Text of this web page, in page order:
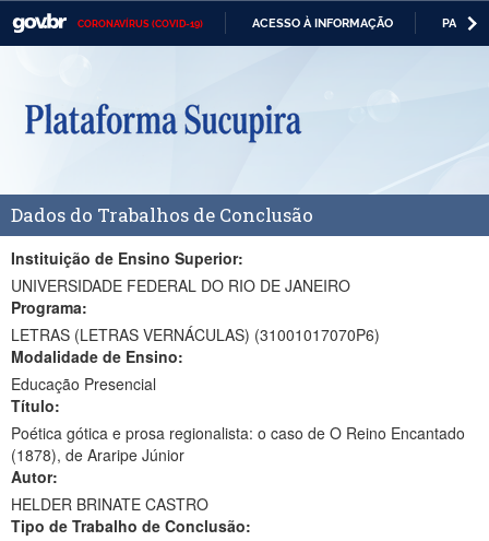
CORONAVÍRUS (COVID-19) ACESSO À INFORMAÇÃO
Casa Civil
Ministério da Defesa
Ministério da Economia
Ministério da Infraestrutura
Ministério da Educação
Ministério da Cidadania
Ministério da Saúde
Ministério de Minas e Energia
Dados do Trabalhos de Conclusão
Instituição de Ensino Superior:
UNIVERSIDADE FEDERAL DO RIO DE JANEIRO
Programa:
LETRAS (LETRAS VERNÁCULAS) (31001017070P6)
Modalidade de Ensino:
Educação Presencial
Título:
Poética gótica e prosa regionalista: o caso de O Reino Encantado
(1878), de Araripe Júnior
Autor:
HELDER BRINATE CASTRO
Tipo de Trabalho de Conclusão: